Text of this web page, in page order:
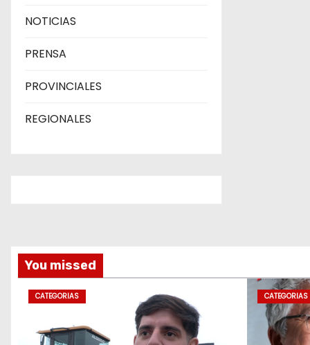
NOTICIAS
PRENSA
PROVINCIALES
REGIONALES
You missed
CATEGORIAS CATEGORIAS